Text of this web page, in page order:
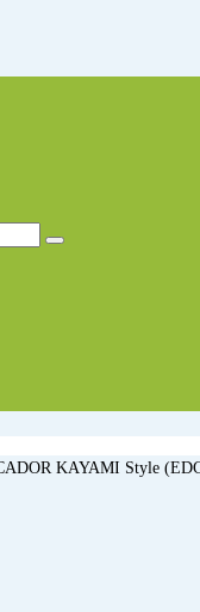
KAYAMI Style